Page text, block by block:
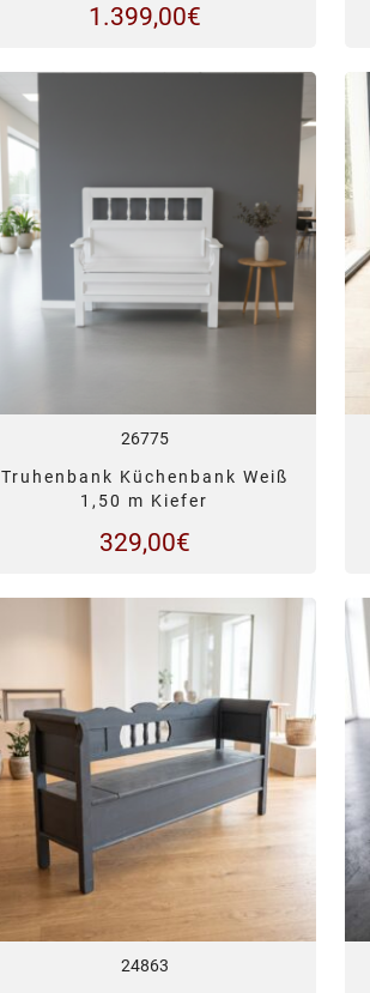
1.399,00€
26775
Truhenbank Küchenbank Weiß
1,50 m Kiefer
329,00€
24863